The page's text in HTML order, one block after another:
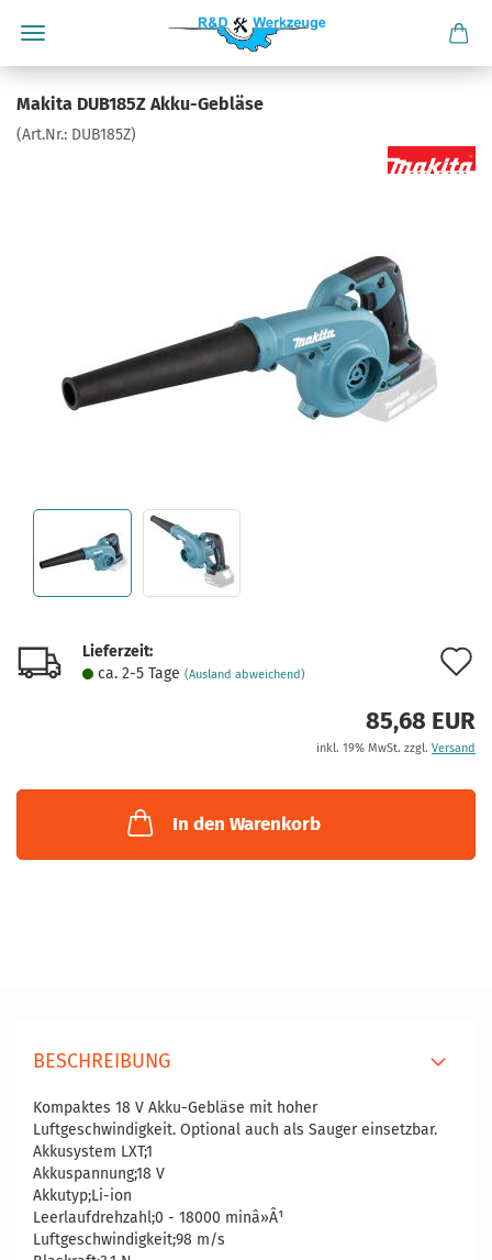
Makita DUB185Z Akku-Gebläse
(Art.Nr.: DUB185Z)
Lieferzeit:
ca. 2-5 Tage (Ausland abweichend)
85,68 EUR
inkl. 19% MwSt. zzgl. Versand
In den Warenkorb
BESCHREIBUNG
Kompaktes 18 V Akku-Gebläse mit hoher
Luftgeschwindigkeit. Optional auch als Sauger einsetzbar.
Akkusystem LXT;1
Akkuspannung;18 V
Akkutyp;Li-ion
Leerlaufdrehzahl;0 - 18000 minâ»Â¹
Luftgeschwindigkeit;98 m/s